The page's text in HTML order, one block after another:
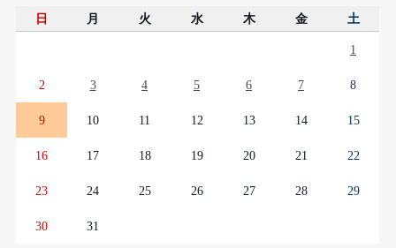
日 月 火 水 木 金 土
1
2 3 4 5 6 7 8
9 10 11 12 13 14 15
16 17 18 19 20 21 22
23 24 25 26 27 28 29
30 31